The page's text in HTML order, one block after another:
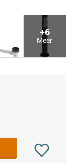
+6
Meer